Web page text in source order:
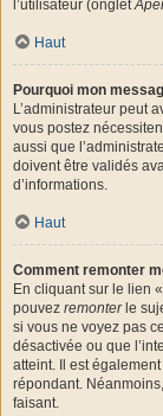
l’utilisateur (onglet
Haut
Pourquoi mon
L’administrateur peut
vous postez
aussi que
doivent être validés
d’informations.
Haut
Comment remonter
En cliquant sur le lien
pouvez remonterle
si vous ne voyez pas
désactivée ou que
atteint. Il est
répondant.
faisant.